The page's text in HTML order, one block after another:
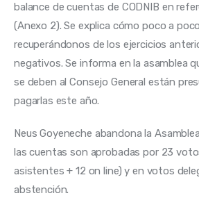
balance de cuentas de CODNIB en
(Anexo 2). Se explica cómo poco a
recuperándonos de los ejercicios
negativos. Se informa en la asamblea
se deben al Consejo General están
pagarlas este año.
Neus Goyeneche abandona la
las cuentas son aprobadas por 23
asistentes + 12 on line) y en votos
abstención.